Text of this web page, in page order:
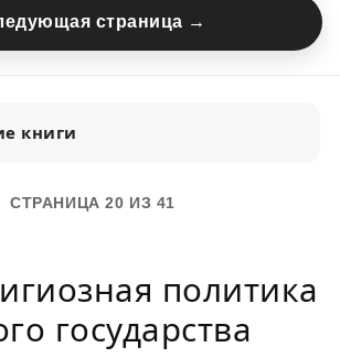
страница →
книги
СТРАНИЦА 20 ИЗ 41
политика
государства